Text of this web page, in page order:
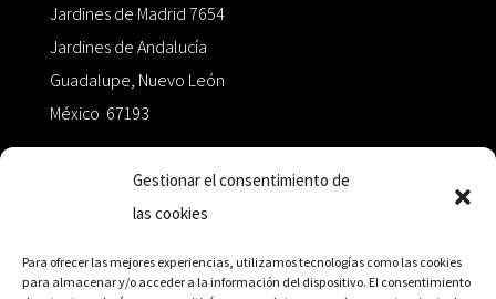
Gestionar el consentimiento de
las cookies
Para ofrecer las mejores experiencias, utilizamos tecnologías como las cookies
para almacenar y/o acceder a la información del dispositivo. El consentimiento
Jardines de Madrid 7654
Jardines de Andalucía
Guadalupe, Nuevo León
México 67193
+52 811.499.5638